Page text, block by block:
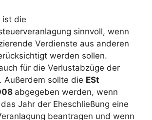
ist die
sinnvoll, wenn
Verdienste aus anderen
werden sollen.
für die Verlustabzüge der
Außerdem sollte die ESt
abgegeben werden, wenn
Jahr der Eheschließung eine
beantragen und wenn